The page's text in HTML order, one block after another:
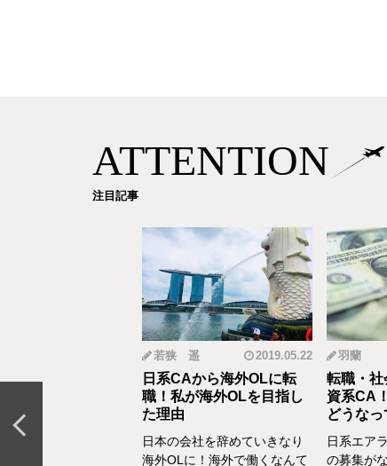
ATTENTION
注目記事
ら野菜ソムリエ
の転職＆セカン
ア体験談vol.13～
若狭 遥 2019.05.22
日系CAから海外OLに転
職！私が海外OLを目指し
た理由
日本の会社を辞めていきなり
海外OLに！海外で働くなんて
羽蘭
転職・社
資系CA
どうなっ
日系エア
の募集が